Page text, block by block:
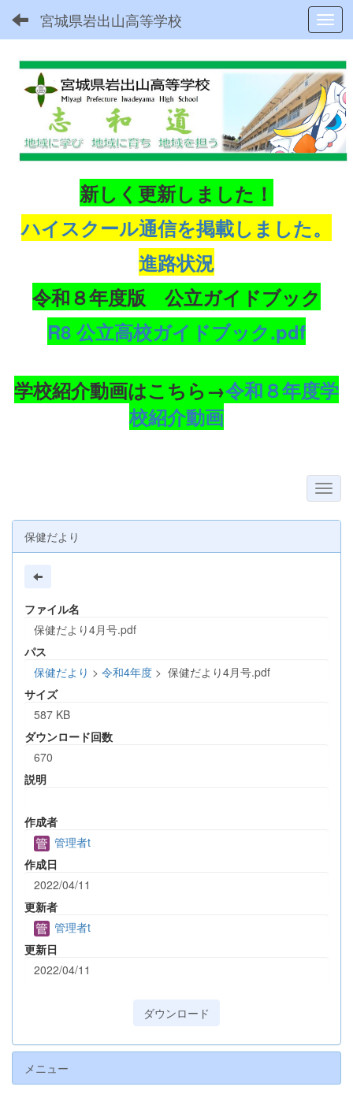
宮城県岩出山高等学校
新しく更新しました！
ハイスクール通信を掲載しました。
進路状況
令和８年度版 公立ガイドブック
R8 公立高校ガイドブック.pdf
学校紹介動画はこちら→令和８年度学
校紹介動画
保健だより
ファイル名
保健だより4月号.pdf
パス
保健だより > 令和4年度 > 保健だより4月号.pdf
サイズ
587 KB
ダウンロード回数
670
説明
作成者
管理者t
作成日
2022/04/11
更新者
管理者t
更新日
2022/04/11
ダウンロード
メニュー